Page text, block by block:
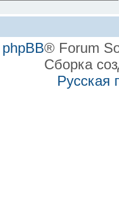
phpBB® Forum
Сборка
Русская